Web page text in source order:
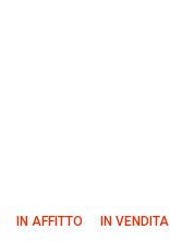
IN AFFITTO IN VENDITA